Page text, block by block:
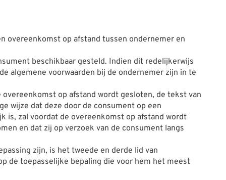
overeenkomst op afstand tussen ondernemer en
beschikbaar gesteld. Indien dit redelijkerwijs
algemene voorwaarden bij de ondernemer zijn in te
op afstand wordt gesloten, de tekst van
wijze dat deze door de consument op een
is, zal voordat de overeenkomst op afstand wordt
en dat zij op verzoek van de consument langs
zijn, is het tweede en derde lid van
de toepasselijke bepaling die voor hem het meest